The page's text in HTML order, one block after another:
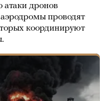
атаки дронов
проводят
координируют